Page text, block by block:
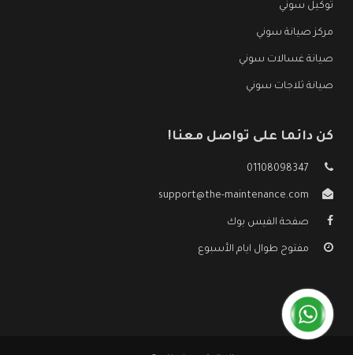
توكيل سوني
مركز صيانة سوني
صيانة غسالات سوني
صيانة ثلاجات سوني
كن دائما على تواصل معنا!
01108098347
support@the-maintenance.com
صفحة الفيس بوك
مفتوح طوال ايام الأسبوع